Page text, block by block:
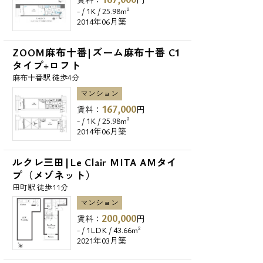
- / 1K / 25.98m²
2014年06月築
ZOOM麻布十番|ズーム麻布十番 C1
タイプ+ロフト
麻布十番駅 徒歩4分
マンション
賃料： 167,000円
- / 1K / 25.98m²
2014年06月築
ルクレ三田|Le Clair MITA AMタイ
プ（メゾネット）
田町駅 徒歩11分
マンション
賃料： 200,000円
- / 1LDK / 43.66m²
2021年03月築